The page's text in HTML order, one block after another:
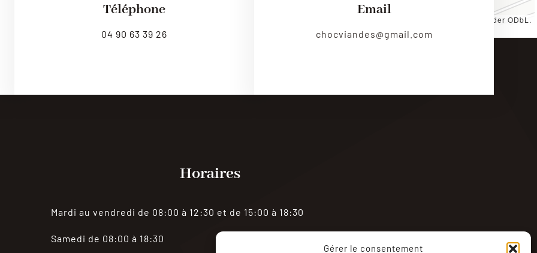
Gérer le consentement
, under ODbL.
Téléphone
04 90 63 39 26
Email
chocviandes@gmail.com
Horaires
Mardi au vendredi de 08:00 à 12:30 et de 15:00 à 18:30
Samedi de 08:00 à 18:30